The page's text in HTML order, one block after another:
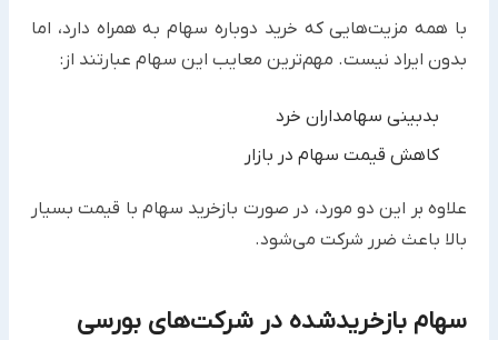
با همه مزیت‌هایی که خرید دوباره سهام به همراه دارد، اما
بدون ایراد نیست. مهم‌ترین معایب این سهام عبارتند از:
بدبینی سهامداران خرد
کاهش قیمت سهام در بازار
علاوه بر این دو مورد، در صورت بازخرید سهام با قیمت بسیار
بالا باعث ضرر شرکت می‌شود.
سهام بازخریدشده در شرکت‌های بورسی